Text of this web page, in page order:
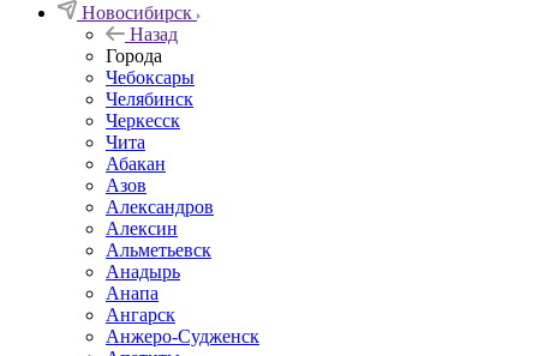
Новосибирск
Назад
Города
Чебоксары
Челябинск
Черкесск
Чита
Абакан
Азов
Александров
Алексин
Альметьевск
Анадырь
Анапа
Ангарск
Анжеро-Судженск